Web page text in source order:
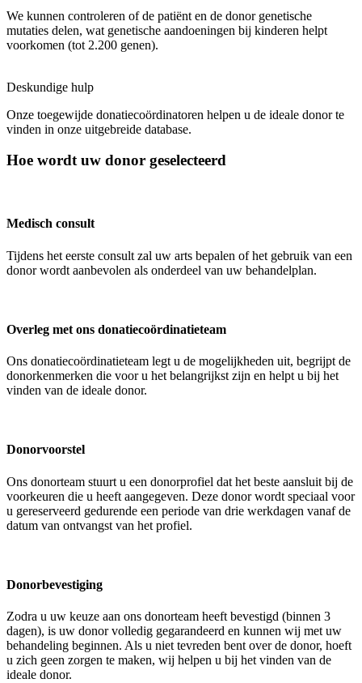
We kunnen controleren of de patiënt en de donor genetische
mutaties delen, wat genetische aandoeningen bij kinderen helpt
voorkomen (tot 2.200 genen).
Deskundige hulp
Onze toegewijde donatiecoördinatoren helpen u de ideale donor te
vinden in onze uitgebreide database.
Hoe wordt uw donor geselecteerd
Medisch consult
Tijdens het eerste consult zal uw arts bepalen of het gebruik van een
donor wordt aanbevolen als onderdeel van uw behandelplan.
Overleg met ons donatiecoördinatieteam
Ons donatiecoördinatieteam legt u de mogelijkheden uit, begrijpt de
donorkenmerken die voor u het belangrijkst zijn en helpt u bij het
vinden van de ideale donor.
Donorvoorstel
Ons donorteam stuurt u een donorprofiel dat het beste aansluit bij de
voorkeuren die u heeft aangegeven. Deze donorwordt speciaal voor
u gereserveerd gedurende een periode van drie werkdagen vanaf de
datum van ontvangst van het profiel.
Donorbevestiging
Zodra u uw keuze aan ons donorteam heeft bevestigd (binnen 3
dagen), is uw donor volledig gegarandeerd en kunnen wij met uw
behandeling beginnen. Als u niet tevreden bent over de donor, hoeft
u zich geen zorgen te maken, wij helpen u bij het vinden van de
ideale donor.